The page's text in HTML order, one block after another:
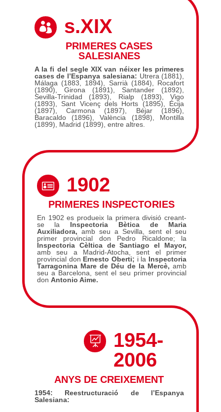
PRIMERES CASES
SALESIANES
A la fi del segle XIX van néixer les primeres
cases de l’Espanya salesiana: Utrera (1881),
Málaga (1883, 1894), Sarrià (1884), Rocafort
(1890), Girona (1891), Santander (1892),
Sevilla-Trinidad (1893), Rialp (1893), Vigo
(1893), Sant Vicenç dels Horts (1895), Écija
(1897), Carmona (1897), Béjar (1896),
Baracaldo (1896), València (1898), Montilla
(1899), Madrid (1899), entre altres.
 s.XIX
 1902
PRIMERES INSPECTORIES
En 1902 es produeix la primera divisió creant-
se la Inspectoria Bètica de Maria
Auxiliadora, amb seu a Sevilla, sent el seu
primer provincial don Pedro Ricaldone; la
Inspectoria Cèltica de Santiago el Mayor,
amb seu a Madrid-Atocha, sent el primer
provincial don Ernesto Oberti; i la Inspectoria
Tarragonina Mare de Déu de la Mercè, amb
seu a Barcelona, sent el seu primer provincial
don Antonio Aime.
ANYS DE CREIXEMENT
1954: Reestructuració de l’Espanya
Salesiana:

1954-
2006